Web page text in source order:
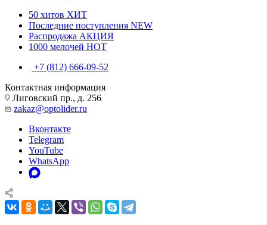
50 хитов ХИТ
Последние поступления NEW
Распродажа АКЦИЯ
1000 мелочей HOT
+7 (812) 666-09-52
Контактная информация
Лиговский пр., д. 256
zakaz@optolider.ru
Вконтакте
Telegram
YouTube
WhatsApp